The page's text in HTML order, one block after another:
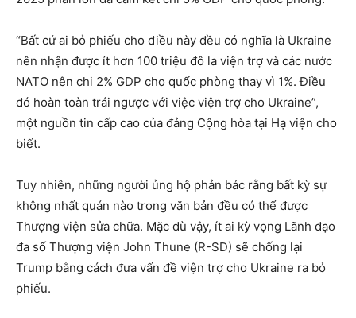
“Bất cứ ai bỏ phiếu cho điều này đều có nghĩa là Ukraine
nên nhận được ít hơn 100 triệu đô la viện trợ và các nước
NATO nên chi 2% GDP cho quốc phòng thay vì 1%. Điều
đó hoàn toàn trái ngược với việc viện trợ cho Ukraine”,
một nguồn tin cấp cao của đảng Cộng hòa tại Hạ viện cho
biết.
Tuy nhiên, những người ủng hộ phản bác rằng bất kỳ sự
không nhất quán nào trong văn bản đều có thể được
Thượng viện sửa chữa. Mặc dù vậy, ít ai kỳ vọng Lãnh đạo
đa số Thượng viện John Thune (R-SD) sẽ chống lại
Trump bằng cách đưa vấn đề viện trợ cho Ukraine ra bỏ
phiếu.